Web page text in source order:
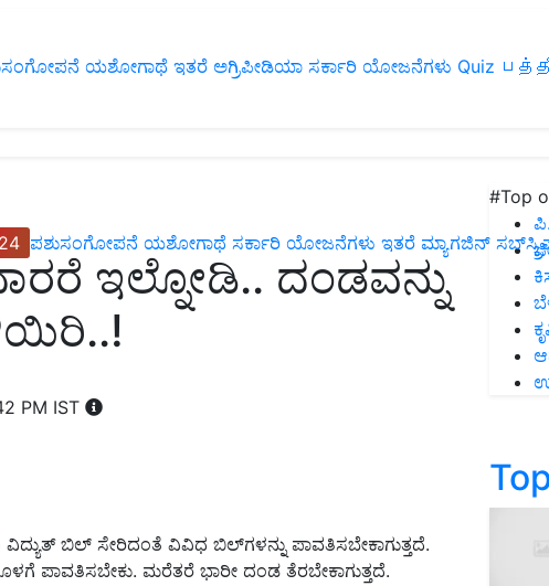
ಯಶೋಗಾಥೆ ಇತರೆ ಅಗ್ರಿಪೀಡಿಯಾ ಸರ್ಕಾರಿ ಯೋಜನೆಗಳು Quiz
ಪಶುಸಂಗೋಪನೆ ಯಶೋಗಾಥೆ ಸರ್ಕಾರಿ ಯೋಜನೆಗಳು ಇತರೆ ಮ್ಯಾಗಜಿನ್‌
ಇಲ್ನೋಡಿ.. ದಂಡವನ್ನು
PM IST
ವಿದ್ಯುತ್ ಬಿಲ್ ಸೇರಿದಂತೆ ವಿವಿಧ ಬಿಲ್‌ಗಳನ್ನು ಪಾವತಿಸಬೇಕಾಗುತ್ತದೆ.
ಪಾವತಿಸಬೇಕು. ಮರೆತರೆ ಭಾರೀ ದಂಡ ತೆರಬೇಕಾಗುತ್ತದೆ.
#Top